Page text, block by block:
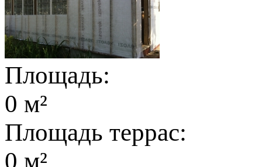
Площадь:
0 м²
Площадь террас:
0 м²